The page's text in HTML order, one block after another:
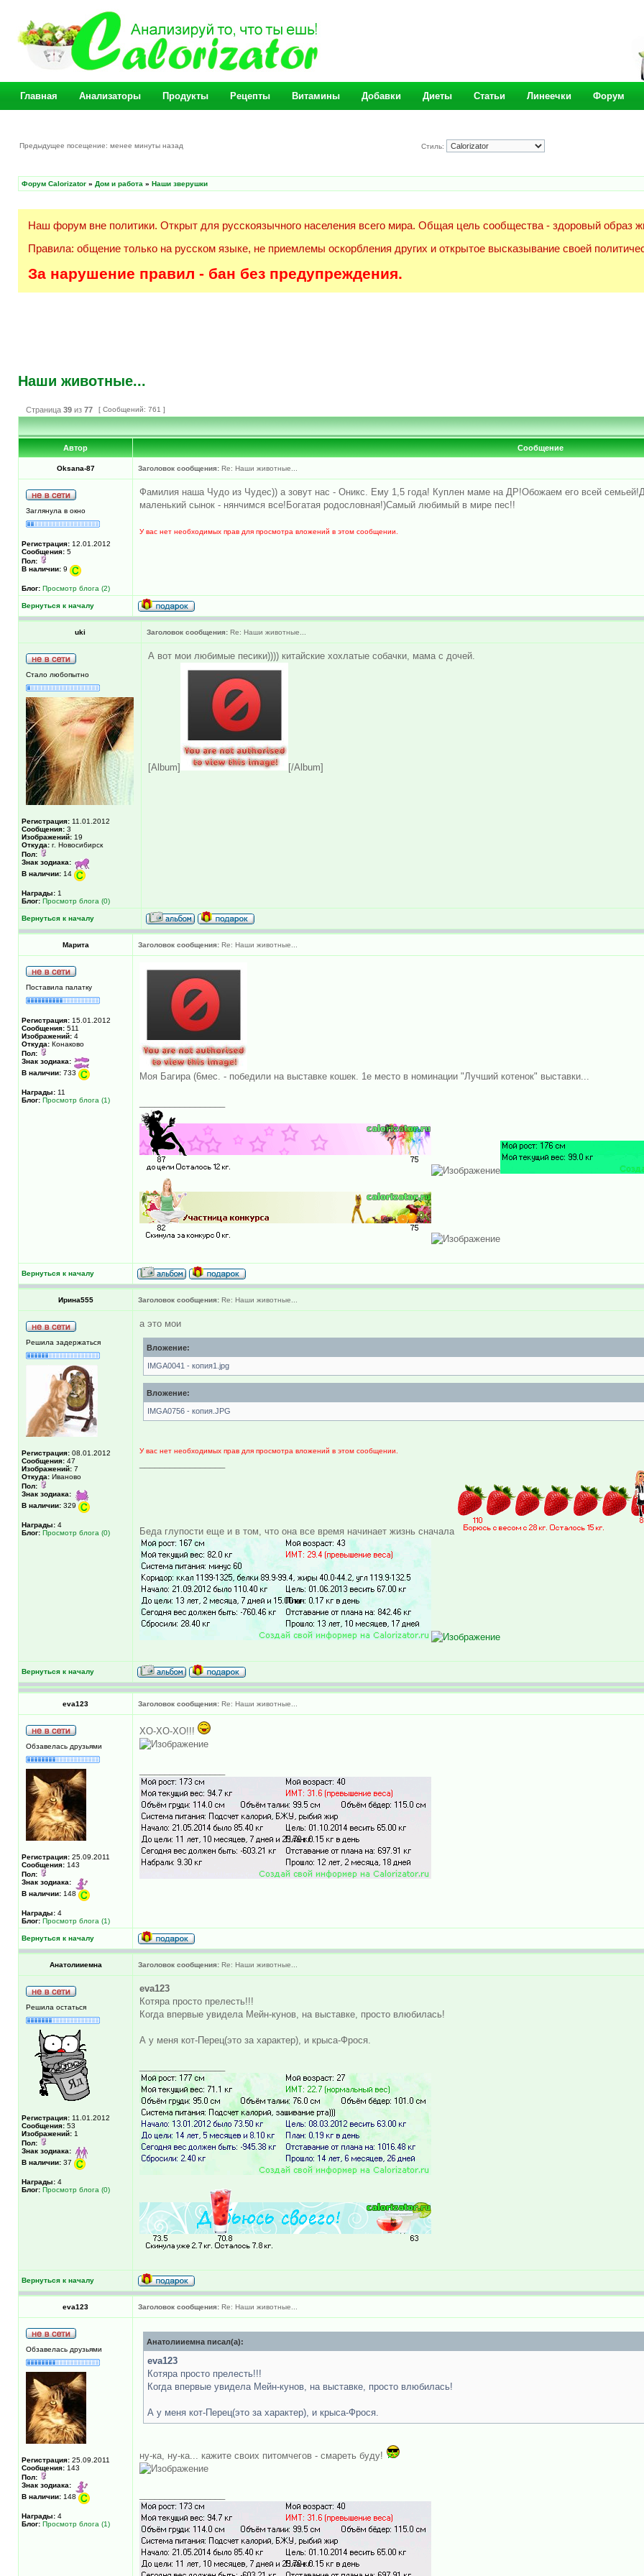
Главная Анализаторы Продукты Рецепты Витамины Добавки Диеты Статьи Линеечки Форум
Предыдущее посещение: менее минуты назад Стиль:
Форум Calorizator » Дом и работа » Наши зверушки
Наш форум вне политики. Открыт для русскоязычного населения всего мира. Общая цель сообщества - здоровый образ
Правила: общение только на русском языке, не приемлемы оскорбления других и открытое высказывание своей
За нарушение правил - бан без предупреждения.
Наши животные...
Страница 39 из 77 [ Сообщений: 761 ]
Автор Сообщение
Oksana-87 Заголовок сообщения: Re: Наши животные...
Заглянула в окно
Регистрация: 12.01.2012
Сообщения: 5
Пол:
В наличии: 9
Блог: Просмотр блога (2)
Фамилия наша Чудо из Чудес)) а зовут нас - Оникс. Ему 1,5 года! Куплен маме на ДР!Обожаем его всей
маленький сынок - нянчимся все!Богатая родословная!)Самый любимый в мире пес!!
У вас нет необходимых прав для просмотра вложений в этом сообщении.
Вернуться к началу
uki Заголовок сообщения: Re: Наши животные...
Стало любопытно
Регистрация: 11.01.2012
Сообщения: 3
Изображений: 19
Откуда: г. Новосибирск
Пол:
Знак зодиака:
В наличии: 14
Награды: 1
Блог: Просмотр блога (0)
А вот мои любимые песики)))) китайские хохлатые собачки, мама с дочей.
[Album] [/Album]
Вернуться к началу
Марита Заголовок сообщения: Re: Наши животные...
Поставила палатку
Регистрация: 15.01.2012
Сообщения: 511
Изображений: 4
Откуда: Конаково
Пол:
Знак зодиака:
В наличии: 733
Награды: 11
Блог: Просмотр блога (1)
Моя Багира (6мес. - победили на выставке кошек. 1е место в номинации "Лучший котенок" выставки...
Вернуться к началу
Ирина555 Заголовок сообщения: Re: Наши животные...
Решила задержаться
Регистрация: 08.01.2012
Сообщения: 47
Изображений: 7
Откуда: Иваново
Пол:
Знак зодиака:
В наличии: 329
Награды: 4
Блог: Просмотр блога (0)
а это мои
Вложение:
IMGA0041 - копия1.jpg
Вложение:
IMGA0756 - копия.JPG
У вас нет необходимых прав для просмотра вложений в этом сообщении.
Беда глупости еще и в том, что она все время начинает жизнь сначала
Вернуться к началу
eva123 Заголовок сообщения: Re: Наши животные...
Обзавелась друзьями
Регистрация: 25.09.2011
Сообщения: 143
Пол:
Знак зодиака:
В наличии: 148
Награды: 4
Блог: Просмотр блога (1)
ХО-ХО-ХО!!!
Вернуться к началу
Анатолииемна Заголовок сообщения: Re: Наши животные...
Решила остаться
Регистрация: 11.01.2012
Сообщения: 53
Изображений: 1
Пол:
Знак зодиака:
В наличии: 37
Награды: 4
Блог: Просмотр блога (0)
eva123
Котяра просто прелесть!!!
Когда впервые увидела Мейн-кунов, на выставке, просто влюбилась!
А у меня кот-Перец(это за характер), и крыса-Фрося.
Вернуться к началу
eva123 Заголовок сообщения: Re: Наши животные...
Обзавелась друзьями
Регистрация: 25.09.2011
Сообщения: 143
Пол:
Знак зодиака:
В наличии: 148
Награды: 4
Блог: Просмотр блога (1)
Анатолииемна писал(а):
eva123
Котяра просто прелесть!!!
Когда впервые увидела Мейн-кунов, на выставке, просто влюбилась!
А у меня кот-Перец(это за характер), и крыса-Фрося.
ну-ка, ну-ка... кажите своих питомчегов - смареть буду!